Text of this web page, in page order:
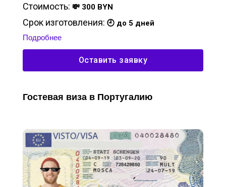
Стоимость: 💸 300 BYN
Срок изготовления: 🕘 до 5 дней
Подробнее
Оставить заявку
Гостевая виза в Португалию